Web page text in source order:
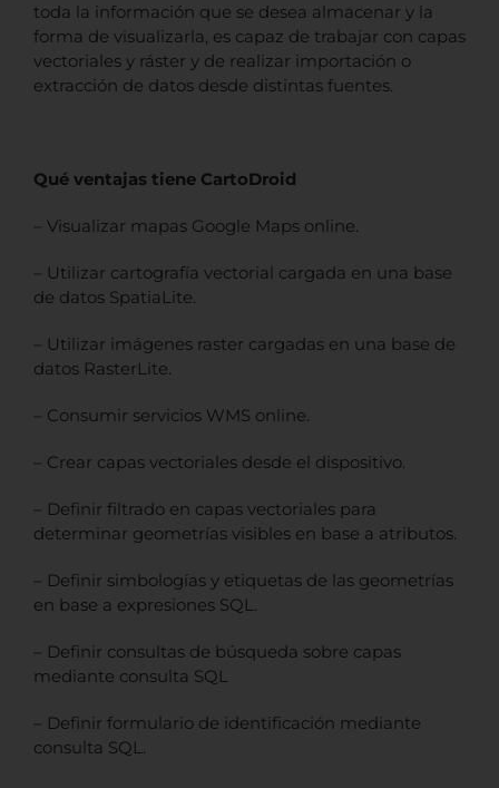
toda la información que se desea almacenar y la
forma de visualizarla, es capaz de trabajar con capas
vectoriales y ráster y de realizar importación o
extracción de datos desde distintas fuentes.
Qué ventajas tiene CartoDroid
– Visualizar mapas Google Maps online.
– Utilizar cartografía vectorial cargada en una base
de datos SpatiaLite.
– Utilizar imágenes raster cargadas en una base de
datos RasterLite.
– Consumir servicios WMS online.
– Crear capas vectoriales desde el dispositivo.
– Definir filtrado en capas vectoriales para
determinar geometrías visibles en base a atributos.
– Definir simbologías y etiquetas de las geometrías
en base a expresiones SQL.
– Definir consultas de búsqueda sobre capas
mediante consulta SQL
– Definir formulario de identificación mediante
consulta SQL.